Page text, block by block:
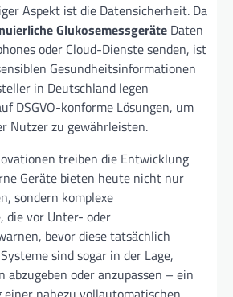
Aspekt ist die Datensicherheit. Da
Glukosemessgeräte Daten
oder Cloud-Dienste senden, ist
Gesundheitsinformationen
in Deutschland legen
DSGVO-konforme Lösungen, um
Nutzer zu gewährleisten.
treiben die Entwicklung
Geräte bieten heute nicht nur
sondern komplexe
die vor Unter- oder
bevor diese tatsächlich
sind sogar in der Lage,
oder anzupassen – ein